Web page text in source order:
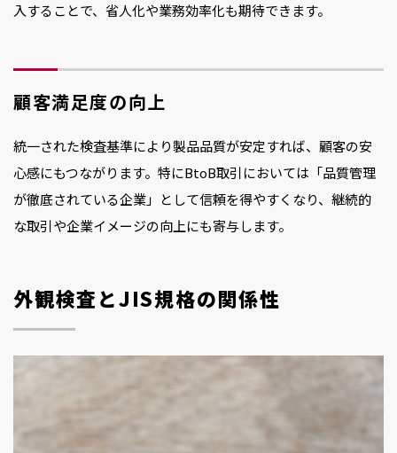
入することで、省人化や業務効率化も期待できます。
顧客満足度の向上
統一された検査基準により製品品質が安定すれば、顧客の安
心感にもつながります。特にBtoB取引においては「品質管理
が徹底されている企業」として信頼を得やすくなり、継続的
な取引や企業イメージの向上にも寄与します。
外観検査とJIS規格の関係性